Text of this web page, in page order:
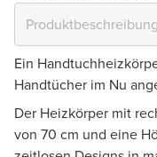
Ein
Handtücher im Nu
Der Heizkörper mit
von 70 cm und eine